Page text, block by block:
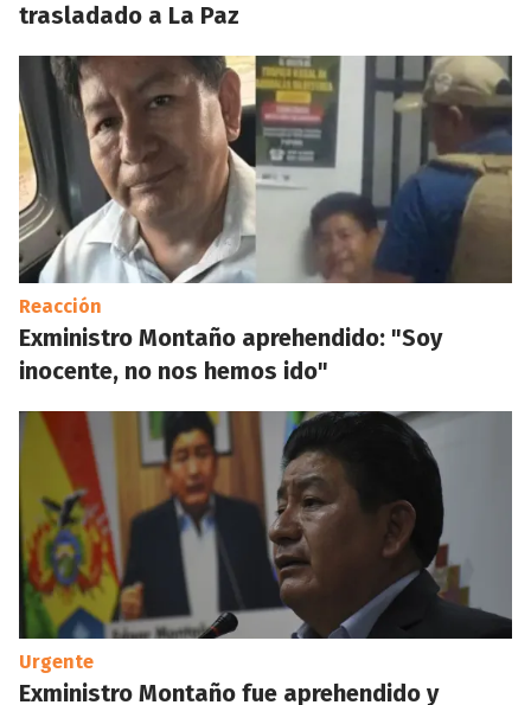
trasladado a La Paz
Reacción
Exministro Montaño aprehendido: "Soy
inocente, no nos hemos ido"
Urgente
Exministro Montaño fue aprehendido y